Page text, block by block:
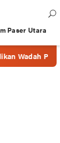
Paser Utara
Prostitusi